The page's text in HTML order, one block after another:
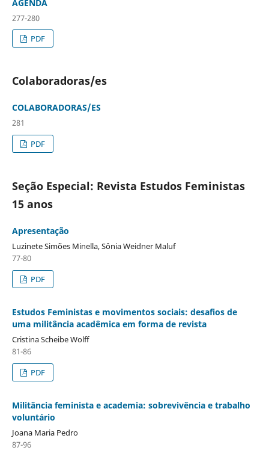
AGENDA
277-280
PDF
Colaboradoras/es
COLABORADORAS/ES
281
PDF
Seção Especial: Revista Estudos Feministas
15 anos
Apresentação
Luzinete Simões Minella, Sônia Weidner Maluf
77-80
PDF
Estudos Feministas e movimentos sociais: desafios de
uma militância acadêmica em forma de revista
Cristina Scheibe Wolff
81-86
PDF
Militância feminista e academia: sobrevivência e trabalho
voluntário
Joana Maria Pedro
87-96